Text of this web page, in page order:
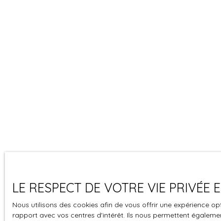
LE RESPECT DE VOTRE VIE PRIVÉE
Nous utilisons des cookies afin de vous offrir une expérience
rapport avec vos centres d'intérêt. Ils nous permettent